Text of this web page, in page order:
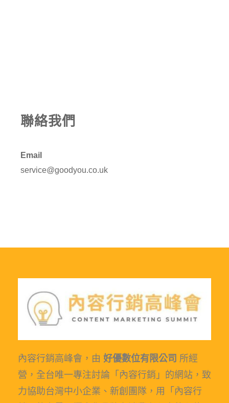
聯絡我們
Email
service@goodyou.co.uk
內容行銷高峰會，由 好優數位有限公司 所經
營，全台唯一專注討論「內容行銷」的網站，致
力協助台灣中小企業、新創團隊，用「內容行